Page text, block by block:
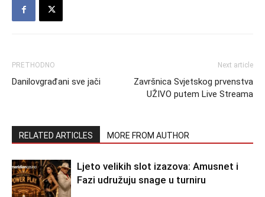
PRETHODNO
Danilovgrađani sve jači
Next article
Završnica Svjetskog prvenstva
UŽIVO putem Live Streama
RELATED ARTICLES MORE FROM AUTHOR
Ljeto velikih slot izazova: Amusnet i
Fazi udružuju snage u turniru